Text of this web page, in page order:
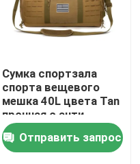
Сумка спортзала
спорта вещевого
мешка 40L цвета Tan
прочная с анти-
циновкой
выскальзывания
Отправить запрос